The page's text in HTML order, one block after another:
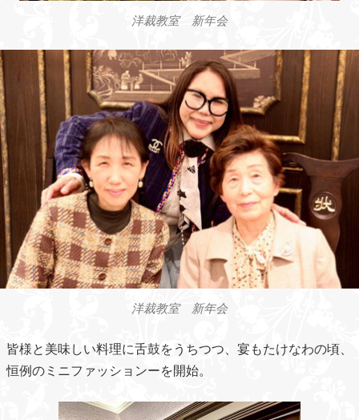
洋裁教室 新年会
洋裁教室 新年会
皆様と美味しい料理に舌鼓をうちつつ、宴もたけなわの頃、
恒例のミニファッションーを開始。